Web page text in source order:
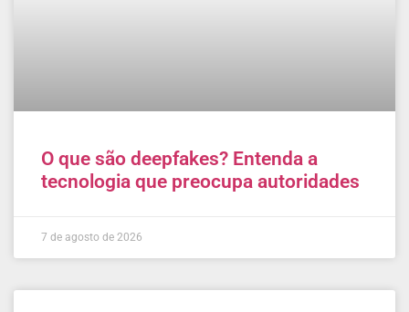
O que são deepfakes? Entenda a
tecnologia que preocupa autoridades
7 de agosto de 2026